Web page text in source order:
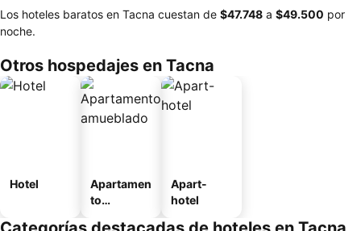
Los hoteles baratos en Tacna cuestan de ‎$47.748 a ‎$49.500 por
noche.
Otros hospedajes en Tacna
Hotel
Apartamen
to
Apart-
hotel